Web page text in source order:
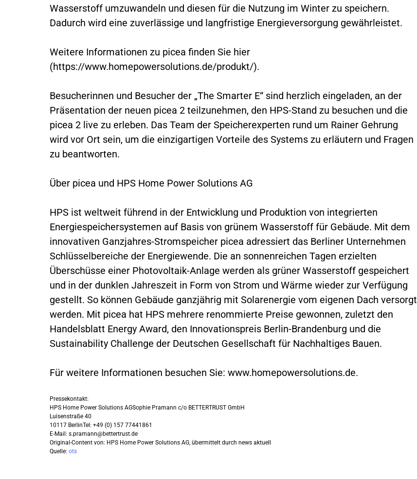
Wasserstoff umzuwandeln und diesen für die Nutzung im Winter zu speichern.
Dadurch wird eine zuverlässige und langfristige Energieversorgung gewährleistet.
Weitere Informationen zu picea finden Sie hier
(https://www.homepowersolutions.de/produkt/).
Besucherinnen und Besucher der „The Smarter E“ sind herzlich eingeladen, an der
Präsentation der neuen picea 2 teilzunehmen, den HPS-Stand zu besuchen und die
picea 2 live zu erleben. Das Team der Speicherexperten rund um Rainer Gehrung
wird vor Ort sein, um die einzigartigen Vorteile des Systems zu erläutern und Fragen
zu beantworten.
Über picea und HPS Home Power Solutions AG
HPS ist weltweit führend in der Entwicklung und Produktion von integrierten
Energiespeichersystemen auf Basis von grünem Wasserstoff für Gebäude. Mit dem
innovativen Ganzjahres-Stromspeicher picea adressiert das Berliner Unternehmen
Schlüsselbereiche der Energiewende. Die an sonnenreichen Tagen erzielten
Überschüsse einer Photovoltaik-Anlage werden als grüner Wasserstoff gespeichert
und in der dunklen Jahreszeit in Form von Strom und Wärme wieder zur Verfügung
gestellt. So können Gebäude ganzjährig mit Solarenergie vom eigenen Dach versorgt
werden. Mit picea hat HPS mehrere renommierte Preise gewonnen, zuletzt den
Handelsblatt Energy Award, den Innovationspreis Berlin-Brandenburg und die
Sustainability Challenge der Deutschen Gesellschaft für Nachhaltiges Bauen.
Für weitere Informationen besuchen Sie: www.homepowersolutions.de.
Pressekontakt:
HPS Home Power Solutions AGSophie Pramann c/o BETTERTRUST GmbH
Luisenstraße 40
10117 BerlinTel: +49 (0) 157 77441861
E-Mail: s.pramann@bettertrust.de
Original-Content von: HPS Home Power Solutions AG, übermittelt durch news aktuell
Quelle: ots